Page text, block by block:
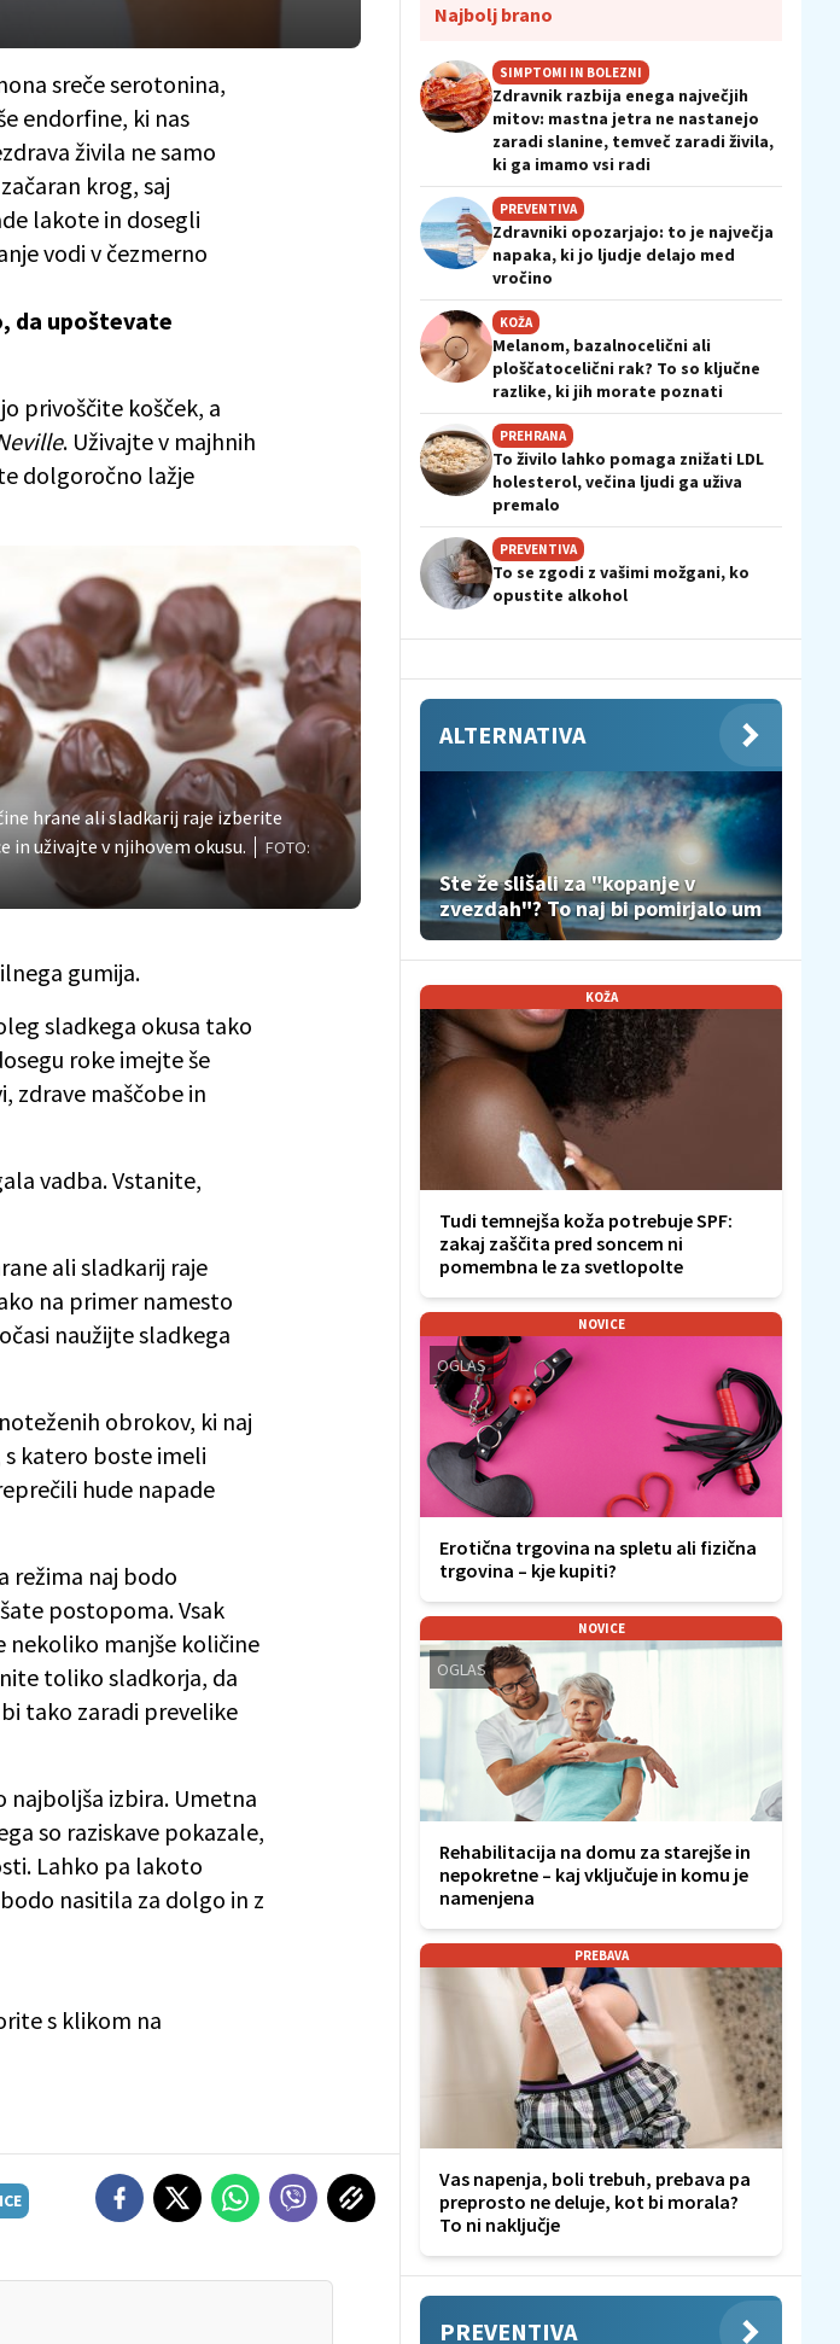
sreče serotonina,
endorfine, ki nas
živila ne samo
krog, saj
lakote in dosegli
vodi v čezmerno
da upoštevate
privoščite košček, a
. Uživajte v majhnih
dolgoročno lažje
hrane ali sladkarij raje izberite
in uživajte v njihovem okusu.
FOTO:
gumija.
sladkega okusa tako
roke imejte še
zdrave maščobe in
vadba. Vstanite,
ali sladkarij raje
na primer namesto
naužijte sladkega
obrokov, ki naj
s katero boste imeli
hude napade
režima naj bodo
postopoma. Vsak
nekoliko manjše količine
toliko sladkorja, da
tako zaradi prevelike
najboljša izbira. Umetna
so raziskave pokazale,
Lahko pa lakoto
nasitila za dolgo in z
s klikom na
Najbolj brano
SIMPTOMI IN BOLEZNI
Zdravnik razbija enega največjih
mitov: mastna jetra ne nastanejo
zaradi slanine, temveč zaradi živila,
ki ga imamo vsi radi
PREVENTIVA
Zdravniki opozarjajo: to je največja
napaka, ki jo ljudje delajo med
vročino
KOŽA
Melanom, bazalnocelični ali
ploščatocelični rak? To so ključne
razlike, ki jih morate poznati
PREHRANA
To živilo lahko pomaga znižati LDL
holesterol, večina ljudi ga uživa
premalo
PREVENTIVA
To se zgodi z vašimi možgani, ko
opustite alkohol
ALTERNATIVA
Ste že slišali za "kopanje v
zvezdah"? To naj bi pomirjalo um
KOŽA
Tudi temnejša koža potrebuje SPF:
zakaj zaščita pred soncem ni
pomembna le za svetlopolte
NOVICE
OGLAS
Erotična trgovina na spletu ali fizična
trgovina – kje kupiti?
NOVICE
OGLAS
Rehabilitacija na domu za starejše in
nepokretne – kaj vključuje in komu je
namenjena
PREBAVA
Vas napenja, boli trebuh, prebava pa
preprosto ne deluje, kot bi morala?
To ni naključje
PREVENTIVA